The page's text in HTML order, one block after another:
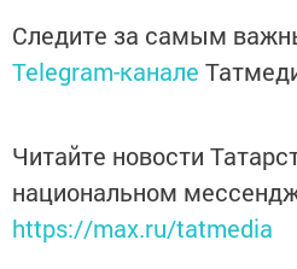
Следите за самым
Telegram-канале
Читайте новости
национальном
https://max.ru/tatmedia